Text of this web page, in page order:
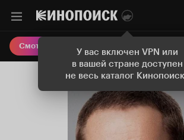
У вас включен VPN или
в вашей стране доступен
не весь каталог
Смотреть кино Онлайн-